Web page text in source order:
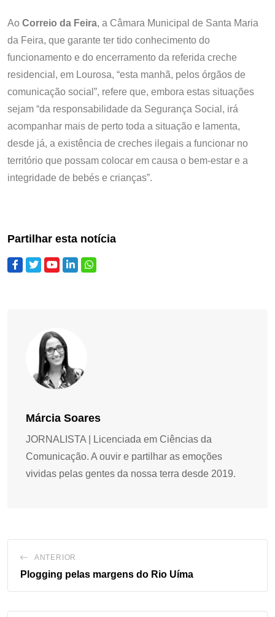
Ao Correio da Feira, a Câmara Municipal de Santa Maria
da Feira, que garante ter tido conhecimento do
funcionamento e do encerramento da referida creche
residencial, em Lourosa, “esta manhã, pelos órgãos de
comunicação social”, refere que, embora estas situações
sejam “da responsabilidade da Segurança Social, irá
acompanhar mais de perto toda a situação e lamenta,
desde já, a existência de creches ilegais a funcionar no
território que possam colocar em causa o bem-estar e a
integridade de bebés e crianças”.
Partilhar esta notícia
Márcia Soares
JORNALISTA | Licenciada em Ciências da
Comunicação. A ouvir e partilhar as emoções
vividas pelas gentes da nossa terra desde 2019.
ANTERIOR
Plogging pelas margens do Rio Uíma